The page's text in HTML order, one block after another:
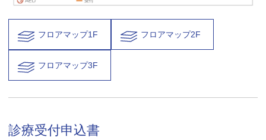
フロアマップ1F フロアマップ2F
フロアマップ3F
診療受付申込書